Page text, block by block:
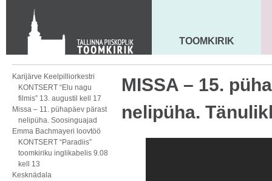
KONTAKT
Toom-Kooli 6, 10130 TALLINN
tallinna.toom@eelk.ee
MAARJA KIRIK
TOOMKIRIK
Karijärve Keelpilliorkestri
KONTSERT “Elu nagu
filmis” 13. augustil kell 17
Missa – 11. pühapäev pärast
nelipüha. Soosinguajad
Emma Bachmayeri loovtöö
KONTSERT “Paradiis”
toomkiriku inglikabelis 9.08
kell 13
Kesknädala
MISSA – 15.
nelipüha.